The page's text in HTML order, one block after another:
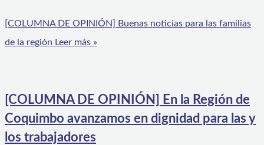
[COLUMNA DE OPINIÓN] Buenas noticias para las familias
de la región Leer más »
[COLUMNA DE OPINIÓN] En la Región de
Coquimbo avanzamos en dignidad para las y
los trabajadores